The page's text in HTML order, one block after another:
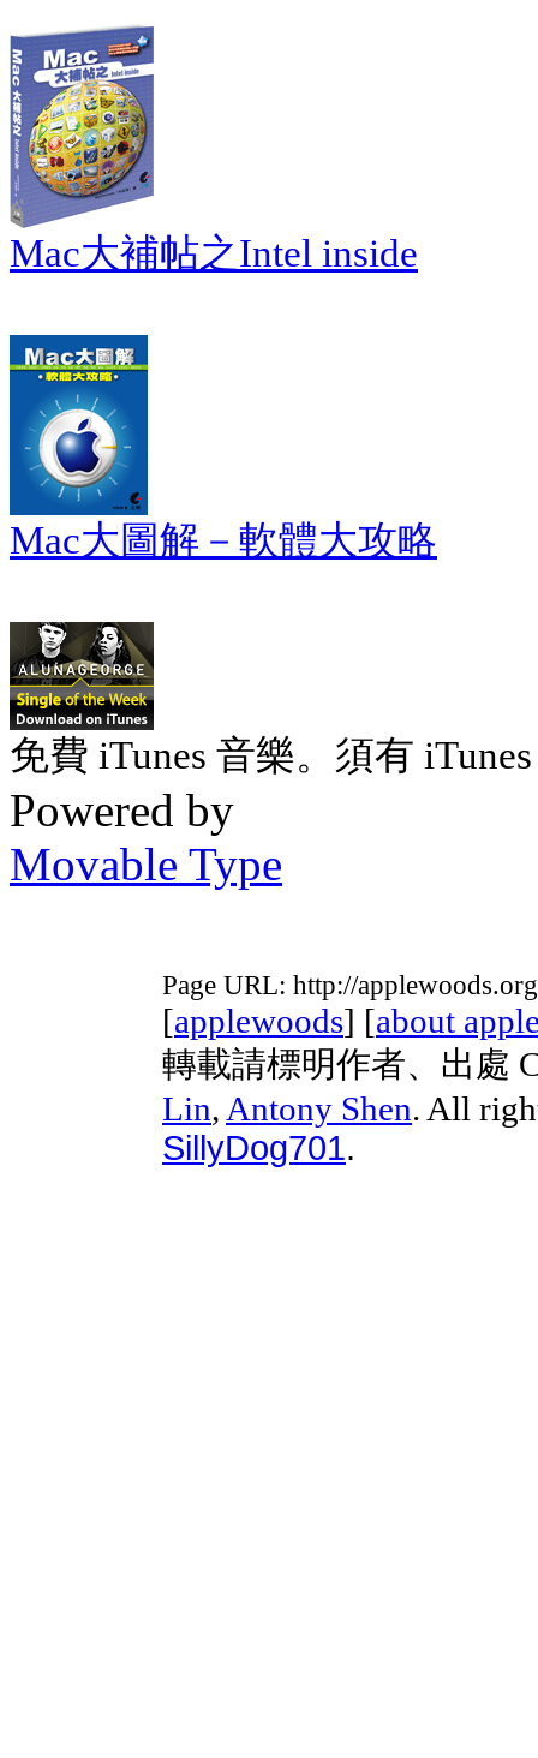
Mac大補帖之Intel inside
Mac大圖解－軟體大攻略
免費 iTunes 音樂。須有
Powered by
Movable Type
Page URL: http://
[applewoods] [about
轉載請標明作者、出處
Lin, Antony Shen. All
SillyDog701.